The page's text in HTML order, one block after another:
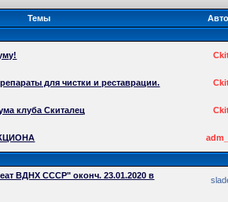
Темы
для чистки и реставрации.
клуба Скиталец
ВДНХ СССР" оконч. 23.01.2020 в